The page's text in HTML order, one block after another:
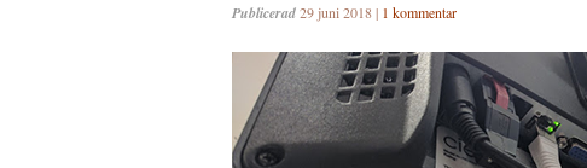
Publicerad29 juni 2018 | 1 kommentar